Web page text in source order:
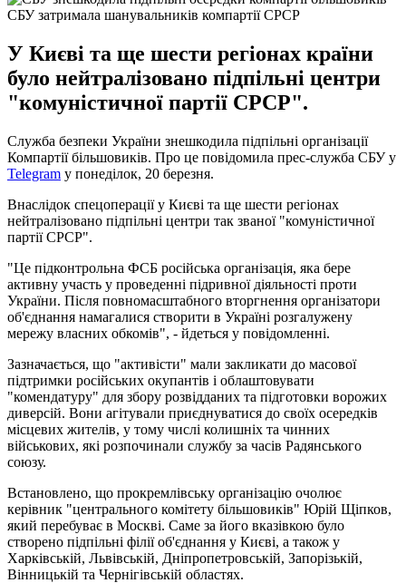
СБУ затримала шанувальників компартії СРСР
У Києві та ще шести регіонах країни
було нейтралізовано підпільні центри
"комуністичної партії СРСР".
Служба безпеки України знешкодила підпільні організації
Компартії більшовиків. Про це повідомила прес-служба СБУ у
Telegram у понеділок, 20 березня.
Внаслідок спецоперації у Києві та ще шести регіонах
нейтралізовано підпільні центри так званої "комуністичної
партії СРСР".
"Це підконтрольна ФСБ російська організація, яка бере
активну участь у проведенні підривної діяльності проти
України. Після повномасштабного вторгнення організатори
об'єднання намагалися створити в Україні розгалужену
мережу власних обкомів", - йдеться у повідомленні.
Зазначається, що "активісти" мали закликати до масової
підтримки російських окупантів і облаштовувати
"комендатуру" для збору розвідданих та підготовки ворожих
диверсій. Вони агітували приєднуватися до своїх осередків
місцевих жителів, у тому числі колишніх та чинних
військових, які розпочинали службу за часів Радянського
союзу.
Встановлено, що прокремлівську організацію очолює
керівник "центрального комітету більшовиків" Юрій Щіпков,
який перебуває в Москві. Саме за його вказівкою було
створено підпільні філії об'єднання у Києві, а також у
Харківській, Львівській, Дніпропетровській, Запорізькій,
Вінницькій та Чернігівській областях.